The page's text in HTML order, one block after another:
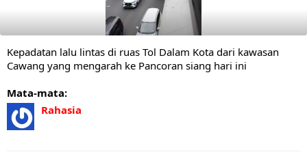
Kepadatan lalu lintas di ruas Tol Dalam Kota dari kawasan
Cawang yang mengarah ke Pancoran siang hari ini
Mata-mata:
Rahasia